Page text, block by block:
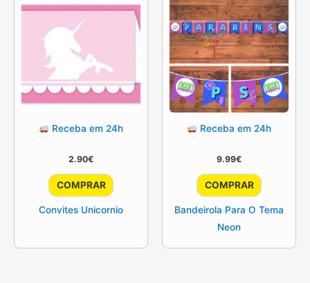
Receba em 24h
2.90€
COMPRAR
Convites Unicornio
Receba em 24h
9.99€
COMPRAR
Bandeirola Para O Tema
Neon